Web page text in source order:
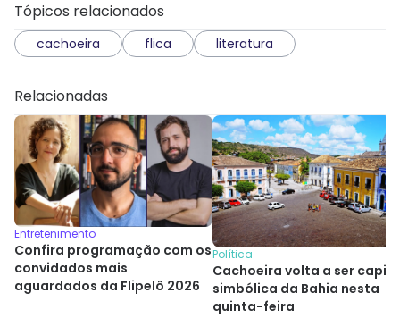
Tópicos relacionados
cachoeira flica literatura
Relacionadas
Entretenimento
Confira programação com os
convidados mais
aguardados da Flipelô 2026
Política
Cachoeira volta a ser
simbólica da Bahia nesta
quinta-feira